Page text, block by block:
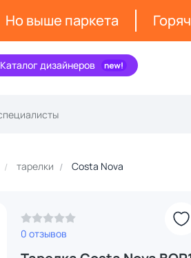
Но выше паркета
Каталог дизайнеров
тарелки Costa Nova
0 отзывов